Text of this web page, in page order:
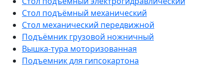
Стол подъёмный механический
Стол механический передвижной
Подъёмник грузовой ножничный
Вышка-тура моторизованная
Подъемник для гипсокартона